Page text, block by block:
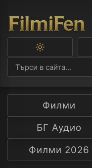
тъмна
тема
Филми
БГ Аудио
Филми 2026